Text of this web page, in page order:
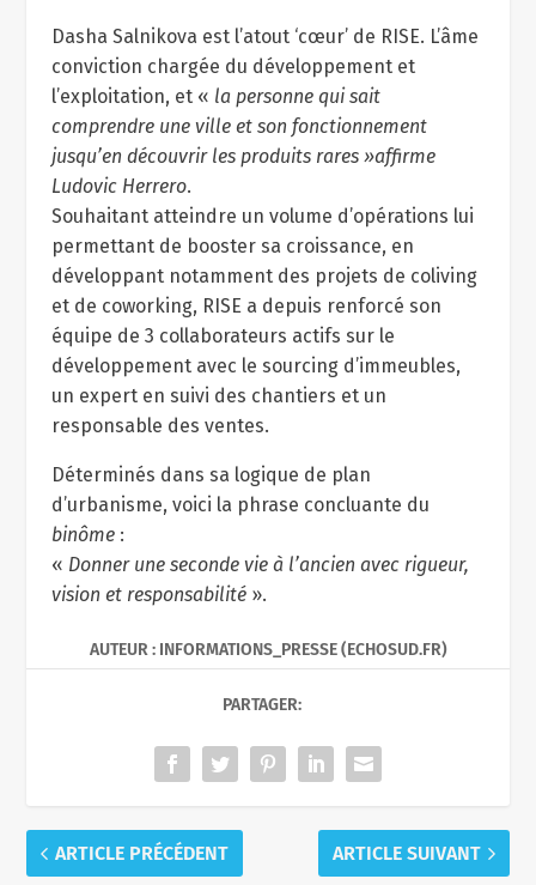
Dasha Salnikova est l’atout ‘cœur’ de RISE. L’âme
conviction chargée du développement et
l’exploitation, et « la personne qui sait
comprendre une ville et son fonctionnement
jusqu’en découvrir les produits rares »affirme
Ludovic Herrero.
Souhaitant atteindre un volume d’opérations lui
permettant de booster sa croissance, en
développant notamment des projets de coliving
et de coworking, RISE a depuis renforcé son
équipe de 3 collaborateurs actifs sur le
développement avec le sourcing d’immeubles,
un expert en suivi des chantiers et un
responsable des ventes.
Déterminés dans sa logique de plan
d’urbanisme, voici la phrase concluante du
binôme:
« Donner une seconde vie à l’ancien avec rigueur,
vision et responsabilité».
AUTEUR : INFORMATIONS_PRESSE (ECHOSUD.FR)
PARTAGER:
ARTICLE PRÉCÉDENT ARTICLE SUIVANT